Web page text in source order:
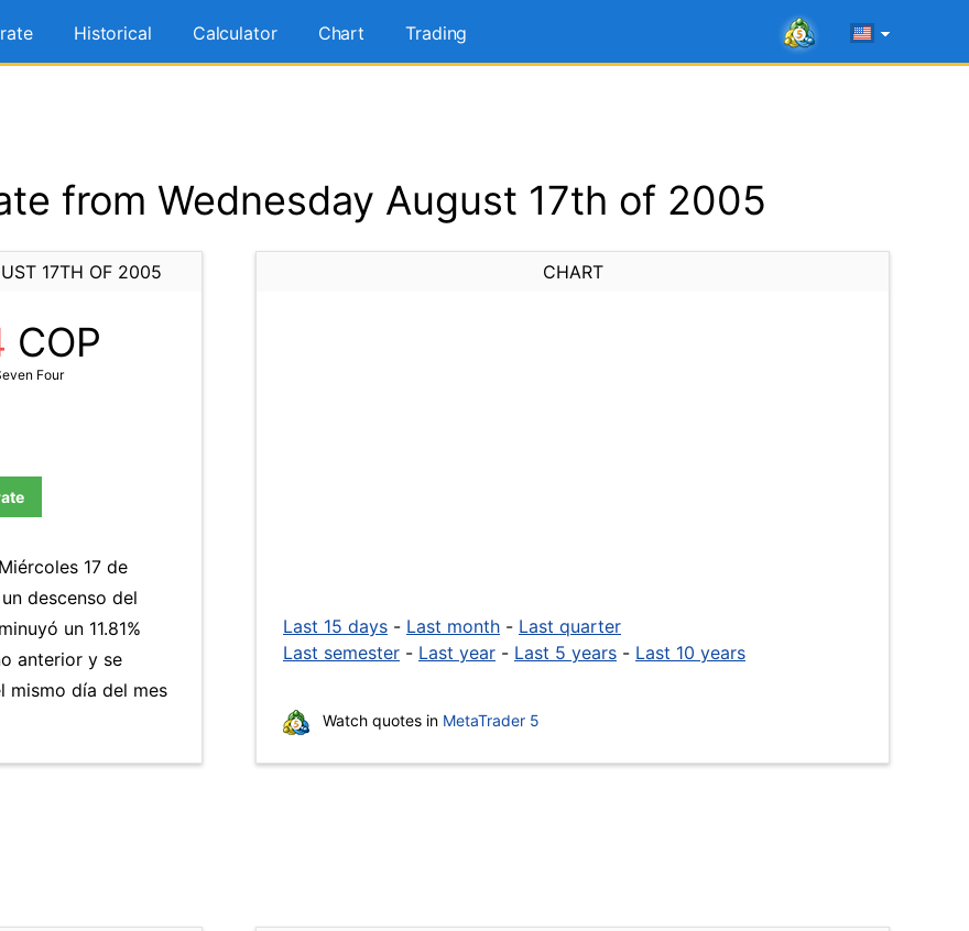
Historical Calculator Chart Trading
from Wednesday August 17th of 2005
17TH OF 2005
COP
Four
17 de
descenso del
un 11.81%
anterior y se
mismo día del mes
CHART
Last 15 days - Last month - Last quarter
Last semester - Last year - Last 5 years - Last 10 years
Watch quotes in MetaTrader 5